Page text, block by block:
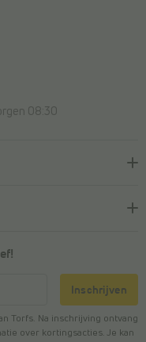
08:30
Inschrijven
Torfs. Na inschrijving ontvang
over kortingsacties. Je kan